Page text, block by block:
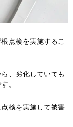
点検を実施するこ
、劣化していても
。
検を実施して被害